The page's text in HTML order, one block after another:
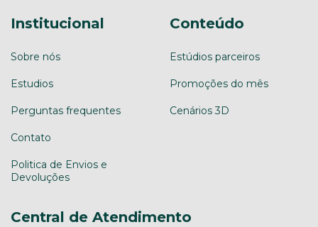
Institucional
Sobre nós
Estudios
Perguntas frequentes
Contato
Politica de Envios e
Devoluções
Conteúdo
Estúdios parceiros
Promoções do mês
Cenários 3D
Central de Atendimento